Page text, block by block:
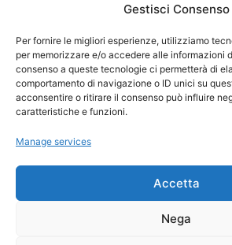
Gestisci Consenso
Per fornire le migliori esperienze, utilizziamo
per memorizzare e/o accedere alle informazioni
consenso a queste tecnologie ci permetterà di
comportamento di navigazione o ID unici su
acconsentire o ritirare il consenso può influire
caratteristiche e funzioni.
Manage services
Accetta
Nega
Turismo Padova
Who we are
Privacy policy